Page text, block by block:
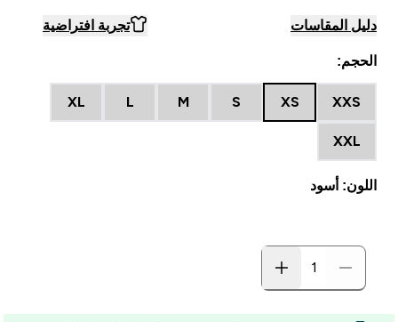
دليل المقاسات تجربة افتراضية
الحجم:
XXS
XS
S
M
L
XL
XXL
اللون: أسود